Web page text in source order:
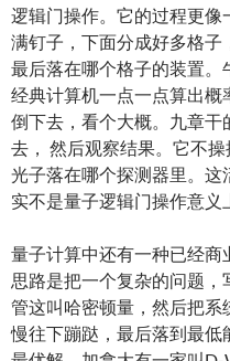
逻辑门操作。它的过程更
满钉子，下面分成好多格
最后落在哪个格子的装置
经典计算机一点一点算出
倒下去，看个大概。九章
去， 然后观察结果。它不
光子落在哪个探测器里。
实不是量子逻辑门操作意义
量子计算中还有一种已经商
思路是把一个复杂的问题
管这叫哈密顿量，然后把系
慢往下蹦跶，最后落到最